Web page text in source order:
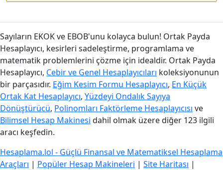
Sayıların EKOK ve EBOB'unu kolayca bulun! Ortak Payda
Hesaplayıcı, kesirleri sadeleştirme, programlama ve
matematik problemlerini çözme için idealdir. Ortak Payda
Hesaplayıcı, Cebir ve Genel Hesaplayıcıları koleksiyonunun
bir parçasıdır. Eğim Kesim Formu Hesaplayıcı, En Küçük
Ortak Kat Hesaplayıcı, Yüzdeyi Ondalık Sayıya
Dönüştürücü, Polinomları Faktörleme Hesaplayıcısı ve
Bilimsel Hesap Makinesi dahil olmak üzere diğer 123 ilgili
aracı keşfedin.
Hesaplama.lol - Güçlü Finansal ve Matematiksel Hesaplama
Araçları | Popüler Hesap Makineleri | Site Haritası |